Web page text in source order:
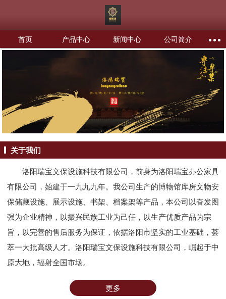
首页 产品中心 新闻中心 公司简介
关于我们
洛阳瑞宝文保设施科技有限公司，前身为洛阳瑞宝办公家具
有限公司，始建于一九九九年。我公司生产的博物馆库房文物安
保储藏设施、展示设施、书架、档案架等产品，本公司以奋发图
强为企业精神，以振兴民族工业为己任，以生产优质产品为宗
旨，以完善的售后服务为保证，依据洛阳市坚实的工业基础，荟
萃一大批高级人才。洛阳瑞宝文保设施科技有限公司，崛起于中
原大地，辐射全国市场。
更多